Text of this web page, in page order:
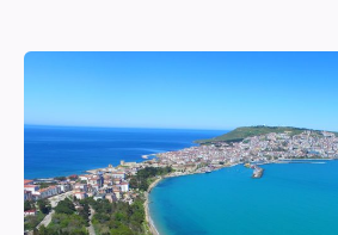
Seçenekleri
ve
Fiyatlar